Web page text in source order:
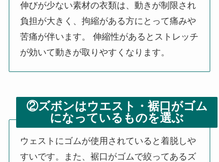
伸びが少ない素材の衣類は、動きが制限され
負担が大きく、拘縮がある方にとって痛みや
苦痛が伴います。 伸縮性があるとストレッチ
が効いて動きが取りやすくなります。
②ズボンはウエスト・裾口がゴム
になっているものを選ぶ
ウェストにゴムが使用されていると着脱しや
すいです。また、裾口がゴムで絞ってあるズ